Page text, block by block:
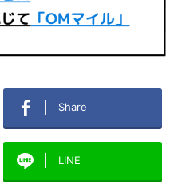
Share
LINE